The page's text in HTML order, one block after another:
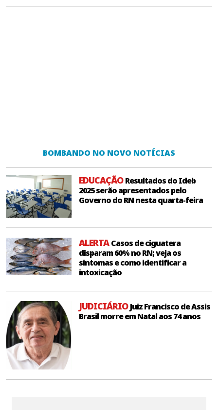
BOMBANDO NO NOVO NOTÍCIAS
EDUCAÇÃOResultados do Ideb
2025 serão apresentados pelo
Governo do RN nesta quarta-feira
ALERTACasos de ciguatera
disparam 60% no RN; veja os
sintomas e como identificar a
intoxicação
JUDICIÁRIOJuiz Francisco de Assis
Brasil morre em Natal aos 74 anos